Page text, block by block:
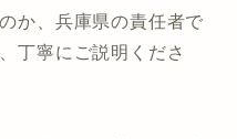
か、兵庫県の責任者で
丁寧にご説明くださ